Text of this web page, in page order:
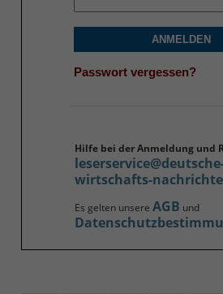
ANMELDEN
Passwort vergessen?
Hilfe bei der Anmeldung und
wirtschafts-
Es gelten unsere AGB und